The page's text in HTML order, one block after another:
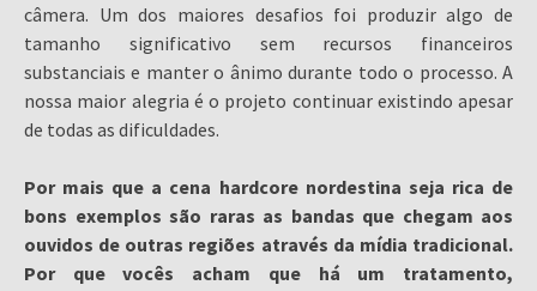
câmera. Um dos maiores desafios foi produzir algo de
tamanho significativo sem recursos financeiros
substanciais e manter o ânimo durante todo o processo. A
nossa maior alegria é o projeto continuar existindo apesar
de todas as dificuldades.
Por mais que a cena hardcore nordestina seja rica de
bons exemplos são raras as bandas que chegam aos
ouvidos de outras regiões através da mídia tradicional.
Por que vocês acham que há um tratamento,